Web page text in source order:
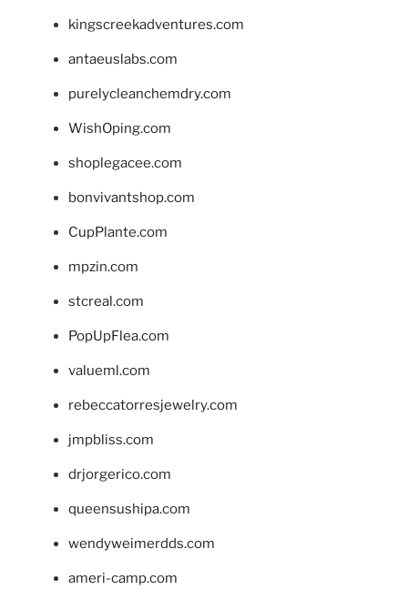
kingscreekadventures.com
antaeuslabs.com
purelycleanchemdry.com
WishOping.com
shoplegacee.com
bonvivantshop.com
CupPlante.com
mpzin.com
stcreal.com
PopUpFlea.com
valueml.com
rebeccatorresjewelry.com
jmpbliss.com
drjorgerico.com
queensushipa.com
wendyweimerdds.com
ameri-camp.com